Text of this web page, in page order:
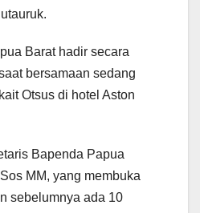
Barat hadir secara
bersamaan sedang
Otsus di hotel Aston
Bapenda Papua
MM, yang membuka
sebelumnya ada 10